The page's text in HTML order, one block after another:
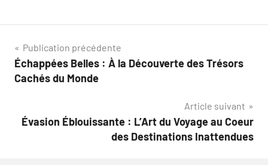
Navigation
de
Publication précédente
Échappées Belles : À la Découverte des Trésors
Cachés du Monde
Article suivant
Évasion Éblouissante : L’Art du Voyage au Coeur
des Destinations Inattendues